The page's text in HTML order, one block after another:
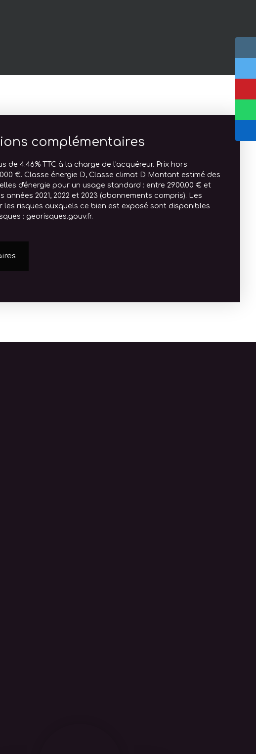
complémentaires
de 4.46% TTC à la charge de l'acquéreur. Prix hors
€. Classe énergie D, Classe climat D Montant estimé des
d'énergie pour un usage standard : entre 2900.00 € et
années 2021, 2022 et 2023 (abonnements compris). Les
les risques auxquels ce bien est exposé sont disponibles
: georisques.gouv.fr.